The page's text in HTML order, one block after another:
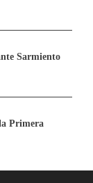
Sarmiento
Primera